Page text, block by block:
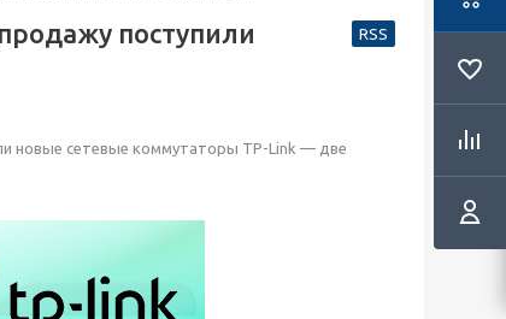
поступили
RSS
новые сетевые коммутаторы TP-Link — две